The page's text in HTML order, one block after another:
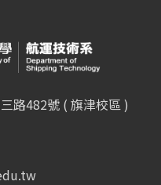
路482號 ( 旗津校區 )